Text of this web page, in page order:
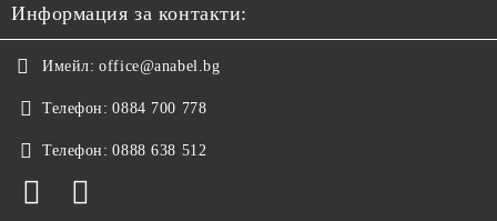
Информация за контакти:
Имейл: office@anabel.bg
Телефон: 0884 700 778
Телефон: 0888 638 512